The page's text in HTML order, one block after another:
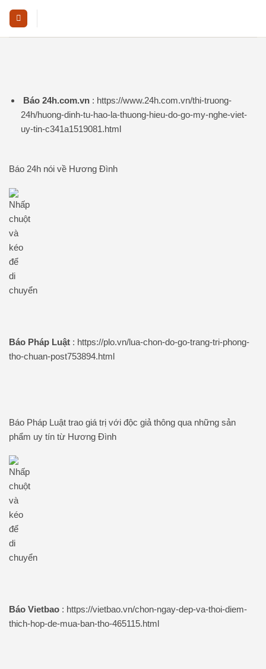
content
Báo 24h.com.vn: https://www.24h.com.vn/thi-truong-
24h/huong-dinh-tu-hao-la-thuong-hieu-do-go-my-nghe-viet-
uy-tin-c341a1519081.html
Báo 24h nói về Hương Đình
Báo Pháp Luật : https://plo.vn/lua-chon-do-go-trang-tri-phong-
tho-chuan-post753894.html
​Báo Pháp Luật trao giá trị với độc giả thông qua những sản
phẩm uy tín từ Hương Đình
​Báo Vietbao : https://vietbao.vn/chon-ngay-dep-va-thoi-diem-
thich-hop-de-mua-ban-tho-465115.html